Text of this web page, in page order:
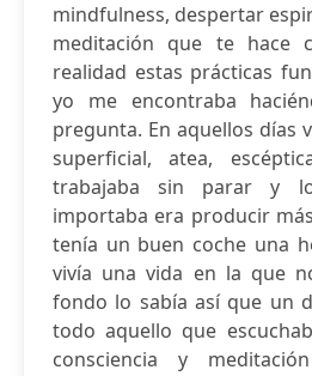
mindfulness, despertar
meditación que te hace
realidad estas prácticas
yo me encontraba
pregunta. En aquellos días
superficial, atea,
trabajaba sin parar y
importaba era producir
tenía un buen coche una
vivía una vida en la que
fondo lo sabía así que un
todo aquello que
consciencia y